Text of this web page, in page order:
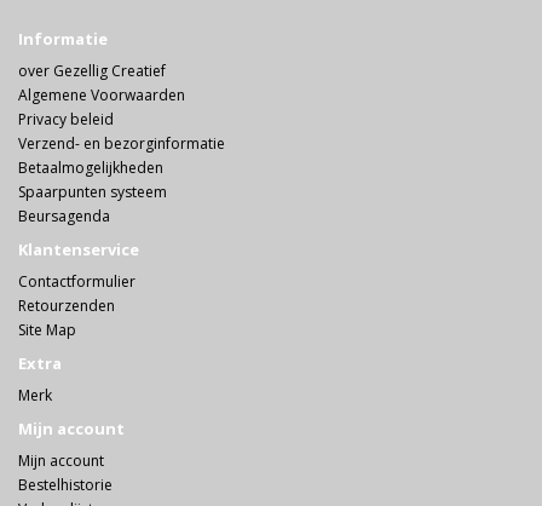
Informatie
over Gezellig Creatief
Algemene Voorwaarden
Privacy beleid
Verzend- en bezorginformatie
Betaalmogelijkheden
Spaarpunten systeem
Beursagenda
Klantenservice
Contactformulier
Retourzenden
Site Map
Extra
Merk
Mijn account
Mijn account
Bestelhistorie